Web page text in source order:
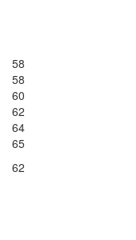
58
58
60
62
64
65
62